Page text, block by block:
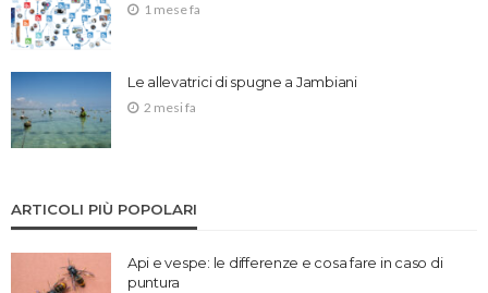
1 mese fa
Le allevatrici di spugne a Jambiani
2 mesi fa
ARTICOLI PIÙ POPOLARI
Api e vespe: le differenze e cosa fare in caso di
puntura